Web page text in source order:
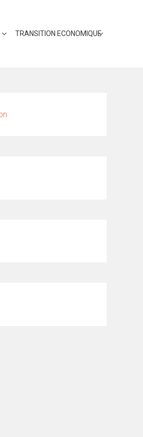
TRANSITION ECONOMIQUE